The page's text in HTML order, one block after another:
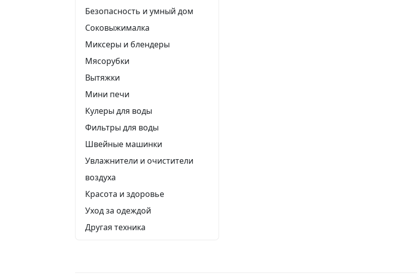
Безопасность и умный дом
Соковыжималка
Миксеры и блендеры
Мясорубки
Вытяжки
Мини печи
Кулеры для воды
Фильтры для воды
Швейные машинки
Увлажнители и очистители
воздуха
Красота и здоровье
Уход за одеждой
Другая техника